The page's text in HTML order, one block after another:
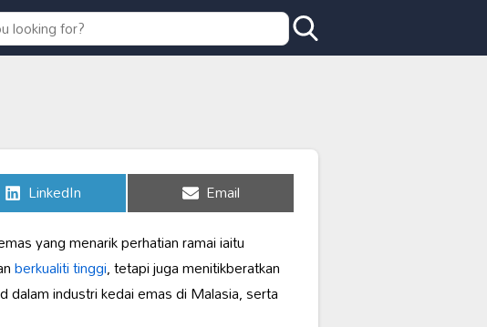
Share
on
LinkedIn Share
on
Email
yang menarik perhatian ramai iaitu
berkualiti tinggi, tetapi juga menitikberatkan
dalam industri kedai emas di Malasia, serta